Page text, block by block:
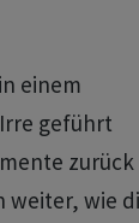
einem
geführt
zurück
weiter, wie